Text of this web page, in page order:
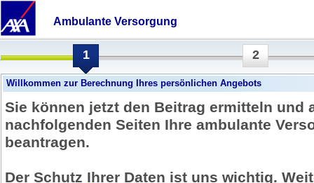
Ambulante Versorgung
1 2
Willkommen zur Berechnung Ihres persönlichen Angebots
Sie können jetzt den Beitrag ermitteln und
nachfolgenden Seiten Ihre ambulante
beantragen.
Der Schutz Ihrer Daten ist uns wichtig.